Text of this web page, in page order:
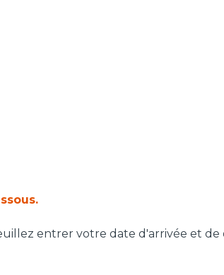
entrer votre date d'arrivée et de